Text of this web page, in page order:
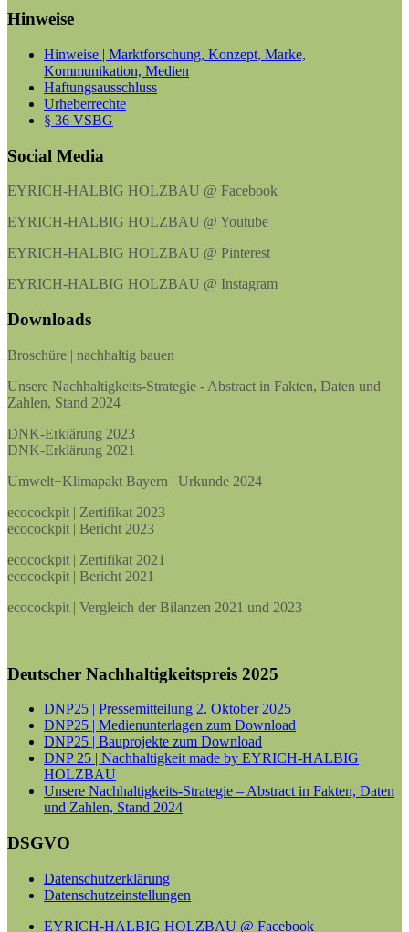
Hinweise
Hinweise | Marktforschung, Konzept, Marke,
Kommunikation, Medien
Haftungsausschluss
Urheberrechte
§ 36 VSBG
Social Media
EYRICH-HALBIG HOLZBAU @ Facebook
EYRICH-HALBIG HOLZBAU @ Youtube
EYRICH-HALBIG HOLZBAU @ Pinterest
EYRICH-HALBIG HOLZBAU @ Instagram
Downloads
Broschüre | nachhaltig bauen
Unsere Nachhaltigkeits-Strategie - Abstract in Fakten, Daten und
Zahlen, Stand 2024
DNK-Erklärung 2023
DNK-Erklärung 2021
Umwelt+Klimapakt Bayern | Urkunde 2024
ecocockpit | Zertifikat 2023
ecocockpit | Bericht 2023
ecocockpit | Zertifikat 2021
ecocockpit | Bericht 2021
ecocockpit | Vergleich der Bilanzen 2021 und 2023
Deutscher Nachhaltigkeitspreis 2025
DNP25 | Pressemitteilung 2. Oktober 2025
DNP25 | Medienunterlagen zum Download
DNP25 | Bauprojekte zum Download
DNP 25 | Nachhaltigkeit made by EYRICH-HALBIG
HOLZBAU
Unsere Nachhaltigkeits-Strategie – Abstract in Fakten, Daten
und Zahlen, Stand 2024
DSGVO
Datenschutzerklärung
Datenschutzeinstellungen
EYRICH-HALBIG HOLZBAU @ Facebook